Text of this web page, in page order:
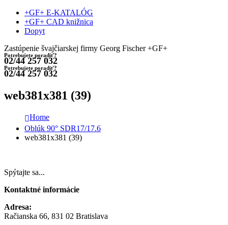
+GF+ E-KATALÓG
+GF+ CAD knižnica
Dopyt
Zastúpenie švajčiarskej firmy Georg Fischer +GF+
Potrebujete poradiť?
02/44 257 032
Potrebujete poradiť?
02/44 257 032
web381x381 (39)
Home
Oblúk 90° SDR17/17.6
web381x381 (39)
Spýtajte sa...
Kontaktné informácie
Adresa:
Račianska 66, 831 02 Bratislava